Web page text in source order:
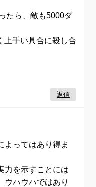
たら、敵も5000ダ
上手い具合に殺し合
返信
よってはあり得ま
力を示すことには
ウハウハではあり